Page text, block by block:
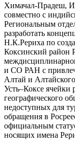
Химачал-Прадеш,
совместно с
Региональным
разработать
Н.К.Рериха по
Коксинский район
и СО РАН с
Алтай и
Усть–Коксе ячейки
географического
недоступных для
обращения в
официальным
носящих имена